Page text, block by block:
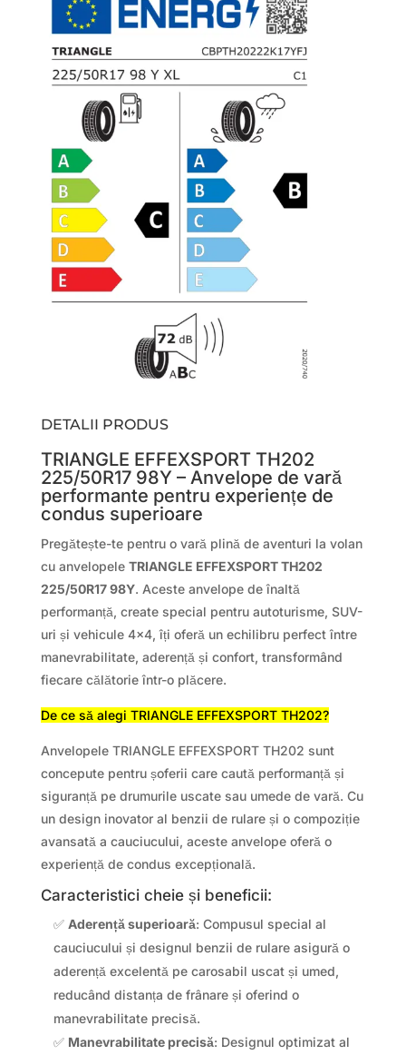
DETALII PRODUS
TRIANGLE EFFEXSPORT TH202
225/50R17 98Y – Anvelope de vară
performante pentru experiențe de
condus superioare
Pregătește-te pentru o vară plină de aventuri la volan
cu anvelopele TRIANGLE EFFEXSPORT TH202
225/50R17 98Y. Aceste anvelope de înaltă
performanță, create special pentru autoturisme, SUV-
uri și vehicule 4×4, îți oferă un echilibru perfect între
manevrabilitate, aderență și confort, transformând
fiecare călătorie într-o plăcere.
De ce să alegi TRIANGLE EFFEXSPORT TH202?
Anvelopele TRIANGLE EFFEXSPORT TH202 sunt
concepute pentru șoferii care caută performanță și
siguranță pe drumurile uscate sau umede de vară. Cu
un design inovator al benzii de rulare și o compoziție
avansată a cauciucului, aceste anvelope oferă o
experiență de condus excepțională.
Caracteristici cheie și beneficii:
✅ Aderență superioară: Compusul special al
cauciucului și designul benzii de rulare asigură o
aderență excelentă pe carosabil uscat și umed,
reducând distanța de frânare și oferind o
manevrabilitate precisă.
✅ Manevrabilitate precisă: Designul optimizat al